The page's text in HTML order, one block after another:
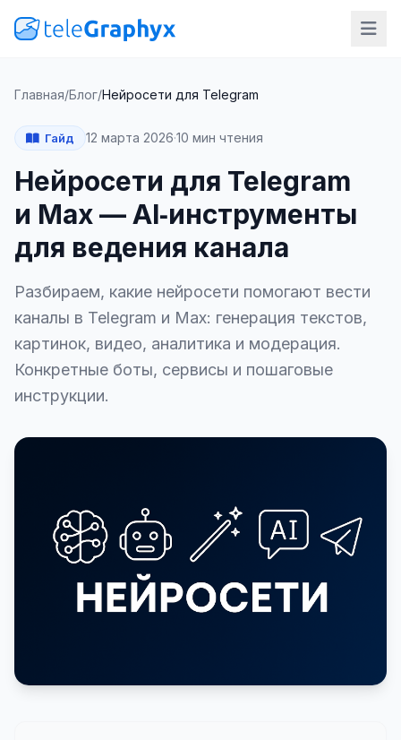
Главная/Блог/Нейросети для Telegram
Гайд 12 марта 2026·10 мин чтения
Нейросети для Telegram
и Max — AI‑инструменты
для ведения канала
Разбираем, какие нейросети помогают вести
каналы в Telegram и Max: генерация текстов,
картинок, видео, аналитика и модерация.
Конкретные боты, сервисы и пошаговые
инструкции.